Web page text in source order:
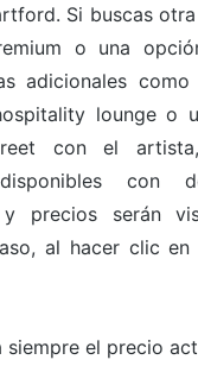
Si buscas
o una
adicionales como
lounge o
con el
con
y precios serán
al hacer clic
siempre el precio